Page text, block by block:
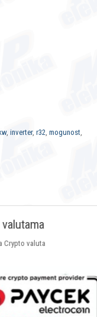
, inverter, r32, mogunost,